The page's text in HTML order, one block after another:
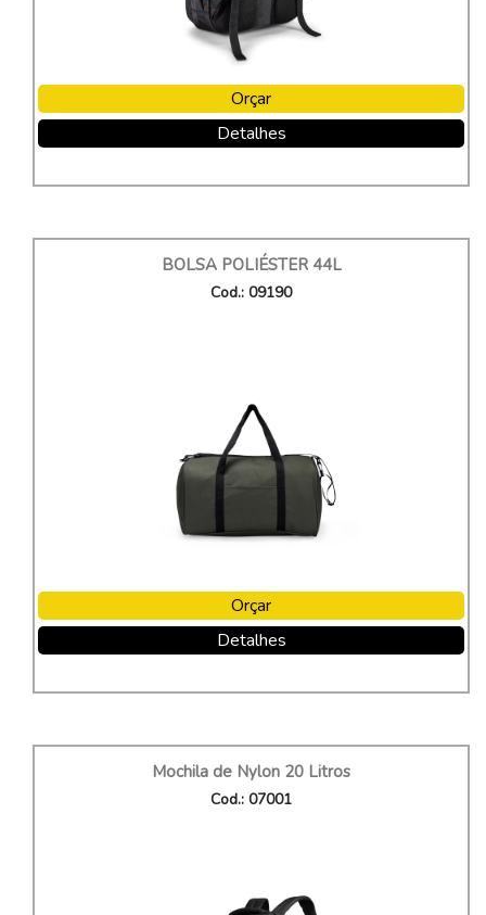
Orçar
Detalhes
BOLSA POLIÉSTER 44L
Cod.: 09190
Orçar
Detalhes
Mochila de Nylon 20 Litros
Cod.: 07001